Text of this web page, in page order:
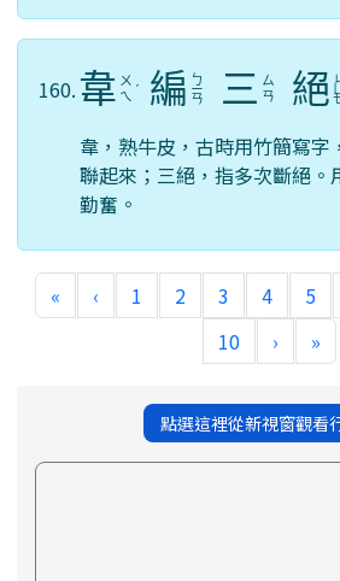
160. 韋 ㄨ
ㄟ ˊ 編 ㄅ
ㄧ
ㄢ 三 ㄙ
ㄢ
絕
韋，熟牛皮，古時用竹簡寫字
聯起來；三絕，指多次斷絕。
勤奮。
« ‹ 1 2 3 4 5
10
› »
點選這裡從新視窗觀看